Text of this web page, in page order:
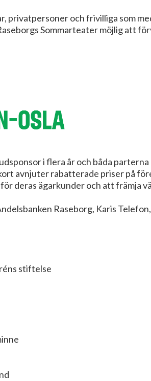
privatpersoner och frivilliga som
Sommarteater möjlig att
i flera år och båda
avnjuter rabatterade priser på
deras ägarkunder och att främja
Raseborg, Karis
stiftelse